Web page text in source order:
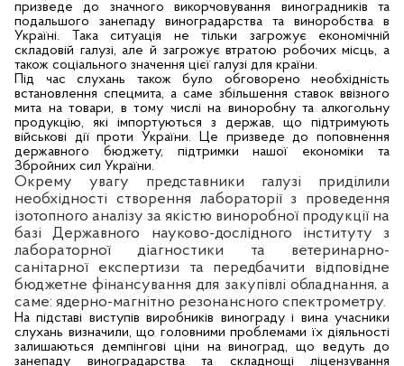
призведе до значного викорчовування виноградників та
подальшого занепаду виноградарства та виноробства в
Україні. Така ситуація не тільки загрожує економічній
складовій галузі, але й загрожує втратою робочих місць, а
також соціального значення цієї галузі для країни.
Під час слухань також було обговорено необхідність
встановлення спецмита, а саме збільшення ставок ввізного
мита на товари, в тому числі на виноробну та алкогольну
продукцію, які імпортуються з держав, що підтримують
військові дії проти України. Це призведе до поповнення
державного бюджету, підтримки нашої економіки та
Збройних сил України.
Окрему увагу представники галузі приділили
необхідності створення лабораторії з проведення
ізотопного аналізу за якістю виноробної продукції на
базі Державного науково-дослідного інституту з
лабораторної діагностики та ветеринарно-
санітарної експертизи та передбачити відповідне
бюджетне фінансування для закупівлі обладнання, а
саме: ядерно-магнітно резонансного спектрометру.
На підставі виступів виробників винограду і вина учасники
слухань визначили, що головними проблемами їх діяльності
залишаються демпінгові ціни на виноград, що ведуть до
занепаду виноградарства та складнощі ліцензування